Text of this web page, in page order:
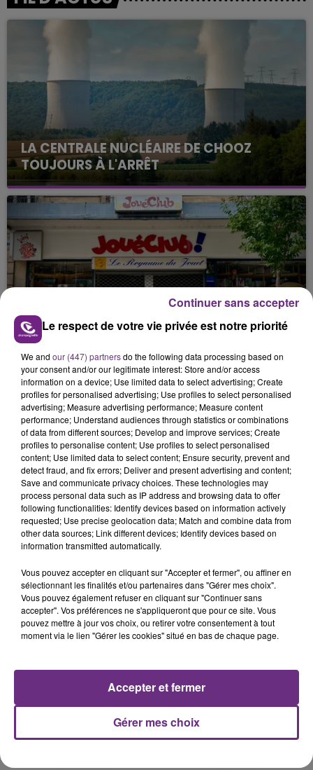
LA CENTRALE NUCLÉAIRE DE CHOOZ
TOUJOURS À L'ARRÊT
Cela fait déjà une semaine que la centrale
nucléaire ardennaise est à l'arrêt. Une situation
justifiée par la sécheresse intense qui est toujours
présente.
LE MAGASIN JOUÉCLUB DE REIMS FERME
SES PORTES
C'était l'une des institutions du centre-ville
rémois. Le magasin JouéClub est contraint de
fermer ses portes.
TITRES DIFFUSÉS
19h42
19h42
CHRISTOPHE MAE
La Lune
19h38
19h38
RAYE
Where Is My Husband!
19h35
19h35 19h28
19h28
Le respect de votre vie privée est notre priorité
We and our (447) partnersdo the following data processing based on
your consent and/or our legitimate interest: Store and/or access
information on a device; Use limited data to select advertising; Create
profiles for personalised advertising; Use profiles to select personalised
advertising; Measure advertising performance; Measure content
performance; Understand audiences through statistics or combinations
of data from different sources; Develop and improve services; Create
profiles to personalise content; Use profiles to select personalised
content; Use limited data to select content; Ensure security, prevent and
detect fraud, and fix errors; Deliver and present advertising and content;
Save and communicate privacy choices. These technologies may
process personal data such as IP address and browsing data to offer
following functionalities: Identify devices based on information actively
requested; Use precise geolocation data; Match and combine data from
other data sources; Link different devices; Identify devices based on
information transmitted automatically.
Vous pouvez accepter en cliquant sur "Accepter et fermer", ou affiner en
sélectionnant les finalités et/ou partenaires dans "Gérer mes choix".
Vous pouvez également refuser en cliquant sur "Continuer sans
accepter". Vos préférences ne s'appliqueront que pour ce site. Vous
pouvez mettre à jour vos choix, ou retirer votre consentement à tout
moment via le lien "Gérer les cookies" situé en bas de chaque page.
Gérer mes choix
Accepter et fermer
Continuer sans accepter